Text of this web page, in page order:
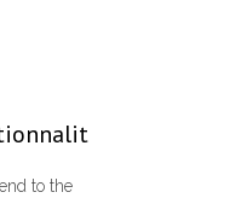
to the